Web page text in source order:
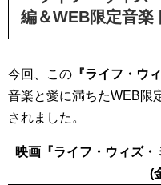
編＆WEB限定音楽
今回、この 『ライフ・ウ
音楽と愛に満ちたWEB限
されました。
映画『ライフ・ウィズ
(